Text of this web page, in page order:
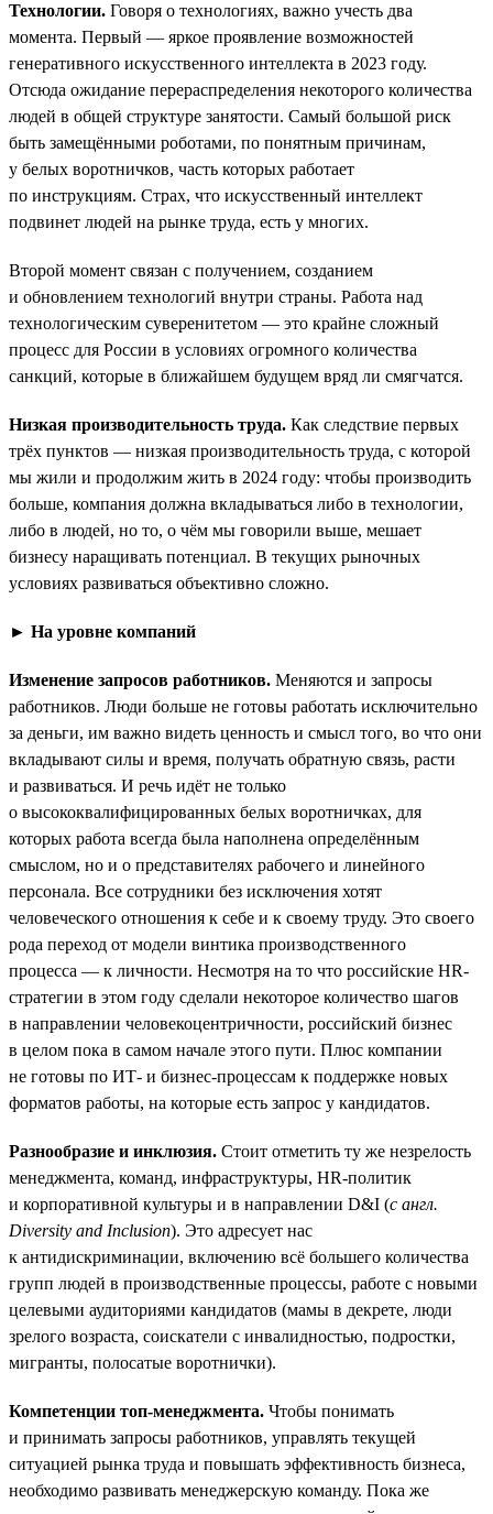
Технологии. Говоря о технологиях, важно учесть два
момента. Первый — яркое проявление возможностей
генеративного искусственного интеллекта в 2023 году.
Отсюда ожидание перераспределения некоторого количества
людей в общей структуре занятости. Самый большой риск
быть замещёнными роботами, по понятным причинам,
у белых воротничков, часть которых работает
по инструкциям. Страх, что искусственный интеллект
подвинет людей на рынке труда, есть у многих.
Второй момент связан с получением, созданием
и обновлением технологий внутри страны. Работа над
технологическим суверенитетом — это крайне сложный
процесс для России в условиях огромного количества
санкций, которые в ближайшем будущем вряд ли смягчатся.
Низкая производительность труда. Как следствие первых
трёх пунктов — низкая производительность труда, с которой
мы жили и продолжим жить в 2024 году: чтобы производить
больше, компания должна вкладываться либо в технологии,
либо в людей, но то, о чём мы говорили выше, мешает
бизнесу наращивать потенциал. В текущих рыночных
условиях развиваться объективно сложно.
► На уровне компаний
Изменение запросов работников. Меняются и запросы
работников. Люди больше не готовы работать исключительно
за деньги, им важно видеть ценность и смысл того, во что они
вкладывают силы и время, получать обратную связь, расти
и развиваться. И речь идёт не только
о высококвалифицированных белых воротничках, для
которых работа всегда была наполнена определённым
смыслом, но и о представителях рабочего и линейного
персонала. Все сотрудники без исключения хотят
человеческого отношения к себе и к своему труду. Это своего
рода переход от модели винтика производственного
процесса — к личности. Несмотря на то что российские HR-
стратегии в этом году сделали некоторое количество шагов
в направлении человекоцентричности, российский бизнес
в целом пока в самом начале этого пути. Плюс компании
не готовы по ИТ- и бизнес-процессам к поддержке новых
форматов работы, на которые есть запрос у кандидатов.
Разнообразие и инклюзия. Стоит отметить ту же незрелость
менеджмента, команд, инфраструктуры, HR-политик
и корпоративной культуры и в направлении D&I (с англ.
Diversity and Inclusion). Это адресует нас
к антидискриминации, включению всё большего количества
групп людей в производственные процессы, работе с новыми
целевыми аудиториями кандидатов (мамы в декрете, люди
зрелого возраста, соискатели с инвалидностью, подростки,
мигранты, полосатые воротнички).
Компетенции топ-менеджмента. Чтобы понимать
и принимать запросы работников, управлять текущей
ситуацией рынка труда и повышать эффективность бизнеса,
необходимо развивать менеджерскую команду. Пока же